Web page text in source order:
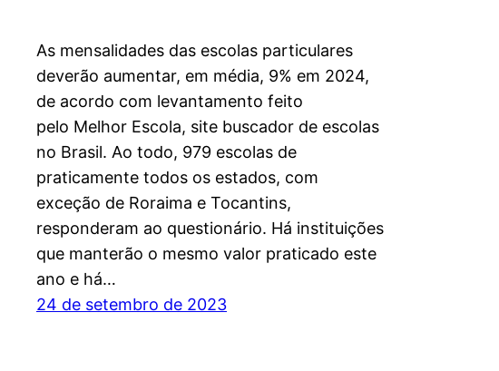
As mensalidades das escolas particulares
deverão aumentar, em média, 9% em 2024,
de acordo com levantamento feito
pelo Melhor Escola, site buscador de escolas
no Brasil. Ao todo, 979 escolas de
praticamente todos os estados, com
exceção de Roraima e Tocantins,
responderam ao questionário. Há instituições
que manterão o mesmo valor praticado este
ano e há…
24 de setembro de 2023